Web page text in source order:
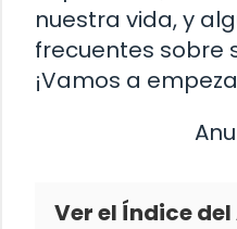
nuestra vida, y
frecuentes sobre
¡Vamos a
Ver el Índice